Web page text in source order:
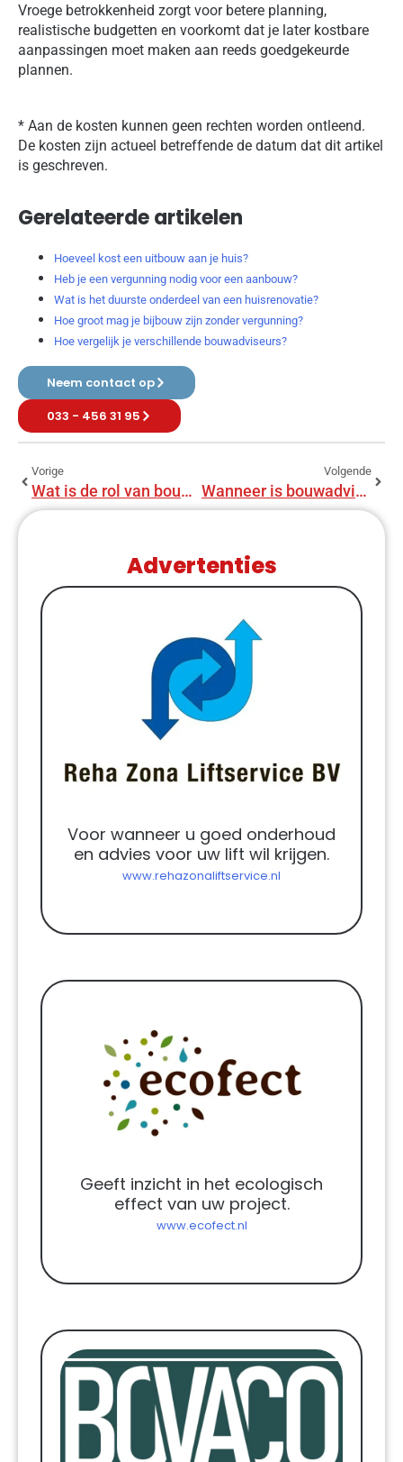
Vroege betrokkenheid zorgt voor betere planning,
realistische budgetten en voorkomt dat je later kostbare
aanpassingen moet maken aan reeds goedgekeurde
plannen.
* Aan de kosten kunnen geen rechten worden ontleend.
De kosten zijn actueel betreffende de datum dat dit artikel
is geschreven.
Gerelateerde artikelen
Hoeveel kost een uitbouw aan je huis?
Heb je een vergunning nodig voor een aanbouw?
Wat is het duurste onderdeel van een huisrenovatie?
Hoe groot mag je bijbouw zijn zonder vergunning?
Hoe vergelijk je verschillende bouwadviseurs?
Neem contact op
033 - 456 31 95
Vorige
Wat is de rol van bouwadvies bij renovatie?
Volgende
Wanneer is bouwadvies het meest waardevol?
Advertenties
Voor wanneer u goed onderhoud
en advies voor uw lift wil krijgen.
www.rehazonaliftservice.nl
Geeft inzicht in het ecologisch
effect van uw project.
www.ecofect.nl